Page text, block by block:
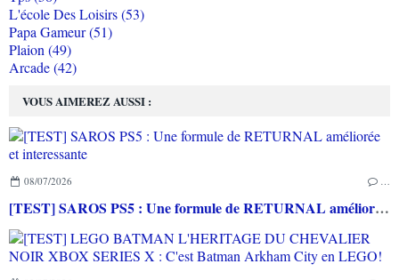
VOUS AIMEREZ AUSSI :
08/07/2026
[TEST] SAROS PS5 : Une formule de RETURNAL améliorée et interessante
L'école Des Loisirs (53)
Papa Gameur (51)
Plaion (49)
Arcade (42)